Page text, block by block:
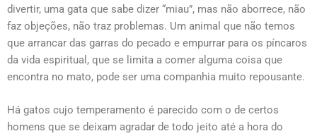
divertir, uma gata que sabe dizer “miau”, mas não aborrece, não
faz objeções, não traz problemas. Um animal que não temos
que arrancar das garras do pecado e empurrar para os píncaros
da vida espiritual, que se limita a comer alguma coisa que
encontra no mato, pode ser uma companhia muito repousante.
Há gatos cujo temperamento é parecido com o de certos
homens que se deixam agradar de todo jeito até a hora do